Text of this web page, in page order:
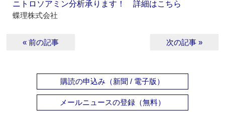
ニトロソアミン分析承ります！ 詳細はこちら
蝶理株式会社
« 前の記事 次の記事 »
購読の申込み（新聞 / 電子版）
メールニュースの登録（無料）